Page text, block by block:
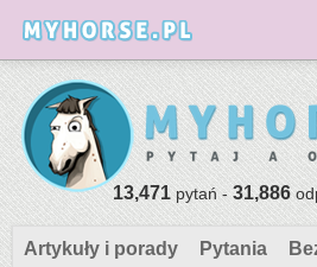
13,471pytań -31,886
Artykuły i porady Pytania